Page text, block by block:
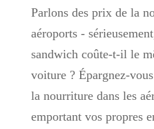
Parlons des prix de la
aéroports -
sandwich coûte-t-il le
voiture ? Épargnez-
la nourriture dans les
emportant vos propres